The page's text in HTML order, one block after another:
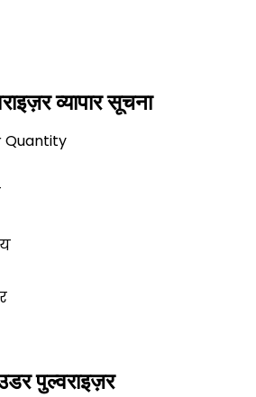
व्यापार सूचना
Quantity
पुल्वराइज़र